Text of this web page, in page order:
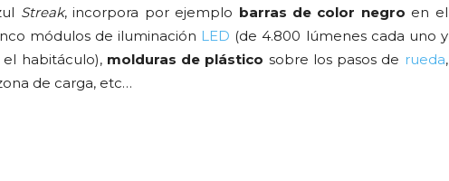
Streak, incorpora por ejemplo barras de color negro en el
módulos de iluminación LED (de 4.800 lúmenes cada uno y
habitáculo), molduras de plástico sobre los pasos de rueda,
de carga, etc…